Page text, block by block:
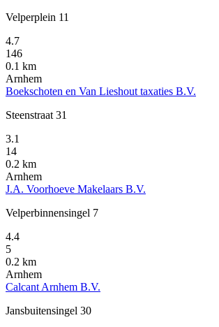
Velperplein 11
4.7
146
0.1 km
Arnhem
Boekschoten en Van Lieshout taxaties B.V.
Steenstraat 31
3.1
14
0.2 km
Arnhem
J.A. Voorhoeve Makelaars B.V.
Velperbinnensingel 7
4.4
5
0.2 km
Arnhem
Calcant Arnhem B.V.
Jansbuitensingel 30